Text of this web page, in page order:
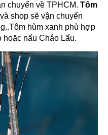
chuyển về TPHCM. Tôm
shop sẽ vận chuyển
hùm xanh phù hợp
nấu Cháo Lẩu.